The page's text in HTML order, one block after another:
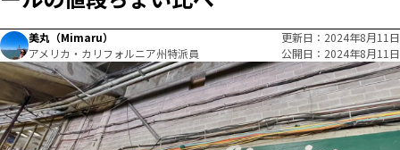
美丸（Mimaru）
アメリカ・カリフォルニア州特派員
更新日
2024年8月11日
公開日
2024年8月11日